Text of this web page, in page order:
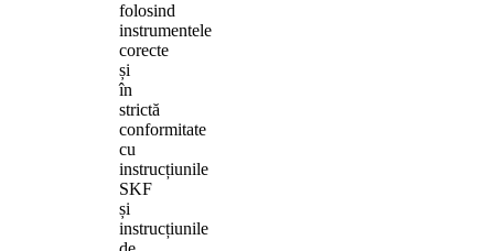
folosind
instrumentele
corecte
și
în
strictă
conformitate
cu
instrucțiunile
SKF
și
instrucțiunile